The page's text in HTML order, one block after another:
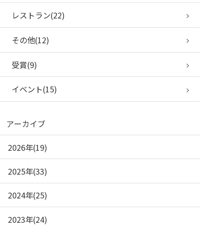
レストラン(22)
その他(12)
受賞(9)
イベント(15)
アーカイブ
2026年(19)
2025年(33)
2024年(25)
2023年(24)